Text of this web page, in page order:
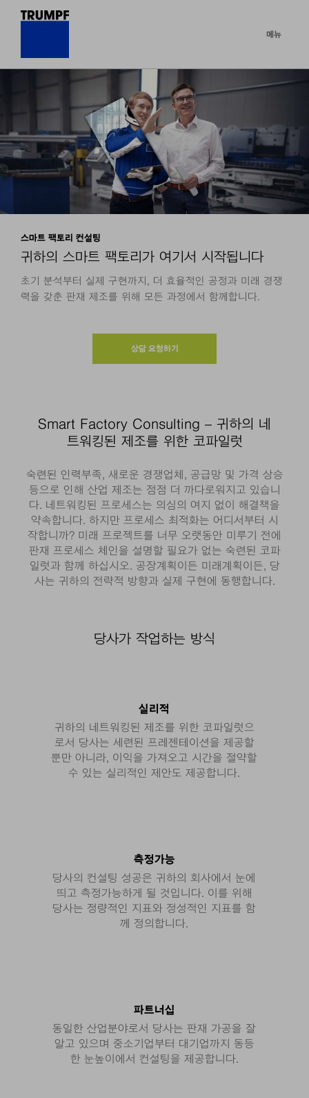
메뉴
스마트 팩토리 컨설팅
귀하의 스마트 팩토리가 여기서 시작됩니다
초기 분석부터 실제 구현까지, 더 효율적인 공정과 미래 경쟁
력을 갖춘 판재 제조를 위해 모든 과정에서 함께합니다.
상담 요청하기
Smart Factory Consulting – 귀하의 네
트워킹된 제조를 위한 코파일럿
숙련된 인력부족, 새로운 경쟁업체, 공급망 및 가격 상승
등으로 인해 산업 제조는 점점 더 까다로워지고 있습니
다. 네트워킹된 프로세스는 의심의 여지 없이 해결책을
약속합니다. 하지만 프로세스 최적화는 어디서부터 시
작합니까? 미래 프로젝트를 너무 오랫동안 미루기 전에
판재 프로세스 체인을 설명할 필요가 없는 숙련된 코파
일럿과 함께 하십시오. 공장계획이든 미래계획이든, 당
사는 귀하의 전략적 방향과 실제 구현에 동행합니다.
당사가 작업하는 방식
실리적
귀하의 네트워킹된 제조를 위한 코파일럿으
로서 당사는 세련된 프레젠테이션을 제공할
뿐만 아니라, 이익을 가져오고 시간을 절약할
수 있는 실리적인 제안도 제공합니다.
측정가능
당사의 컨설팅 성공은 귀하의 회사에서 눈에
띄고 측정가능하게 될 것입니다. 이를 위해
당사는 정량적인 지표와 정성적인 지표를 함
께 정의합니다.
파트너십
동일한 산업분야로서 당사는 판재 가공을 잘
알고 있으며 중소기업부터 대기업까지 동등
한 눈높이에서 컨설팅을 제공합니다.